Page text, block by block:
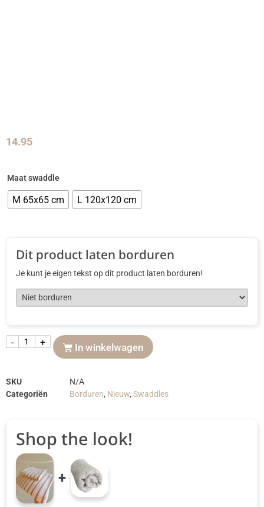
14.95
Maat swaddle
M 65x65 cm L 120x120 cm
Dit product laten borduren
Je kunt je eigen tekst op dit product laten borduren!
- + In winkelwagen
SKU
N/A
Categoriën
Borduren, Nieuw, Swaddles
Shop the look!
+